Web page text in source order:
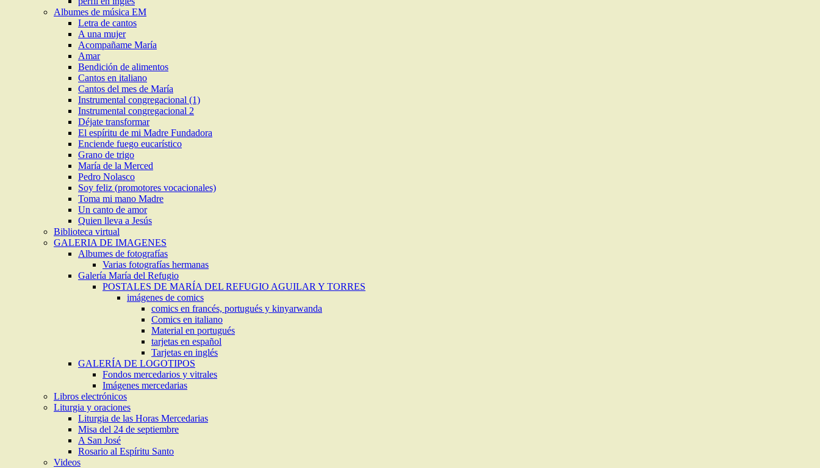
Albumes de música EM
Letra de cantos
A una mujer
Acompañame María
Amar
Bendición de alimentos
Cantos en italiano
Cantos del mes de María
Instrumental congregacional (1)
Instrumental congregacional 2
Déjate transformar
El espíritu de mi Madre Fundadora
Enciende fuego eucarístico
Grano de trigo
María de la Merced
Pedro Nolasco
Soy feliz (promotores vocacionales)
Toma mi mano Madre
Un canto de amor
Quien lleva a Jesús
Biblioteca virtual
GALERIA DE IMAGENES
Albumes de fotografías
Varias fotografías hermanas
Galería María del Refugio
POSTALES DE MARÍA DEL REFUGIO AGUILAR Y TORRES
imágenes de comics
comics en francés, portugués y kinyarwanda
Comics en italiano
Material en portugués
tarjetas en español
Tarjetas en inglés
GALERÍA DE LOGOTIPOS
Fondos mercedarios y vitrales
Imágenes mercedarias
Libros electrónicos
Liturgia y oraciones
Liturgia de las Horas Mercedarias
Misa del 24 de septiembre
A San José
Rosario al Espíritu Santo
Videos